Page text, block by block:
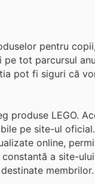
pentru
tot parcursul
pot fi siguri că
produse LEGO.
pe site-ul
online,
a site-ului
membrilor.